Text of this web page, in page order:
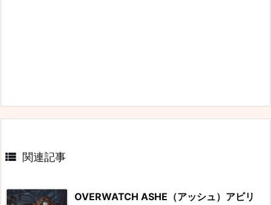
 関連記事
OVERWATCH ASHE（アッシュ）アビリ